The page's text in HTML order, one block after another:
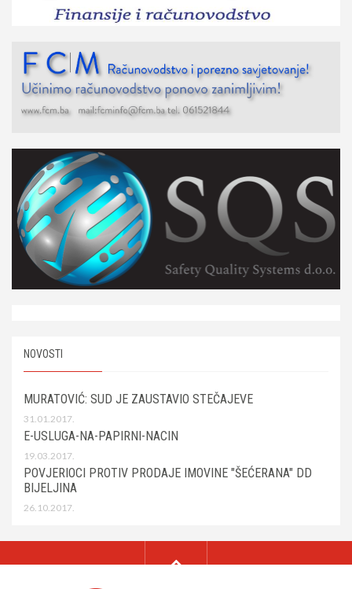
NOVOSTI
MURATOVIĆ: SUD JE ZAUSTAVIO STEČAJEVE
31.01.2017.
E-USLUGA-NA-PAPIRNI-NACIN
19.03.2017.
POVJERIOCI PROTIV PRODAJE IMOVINE "ŠEĆERANA" DD
BIJELJINA
26.10.2017.